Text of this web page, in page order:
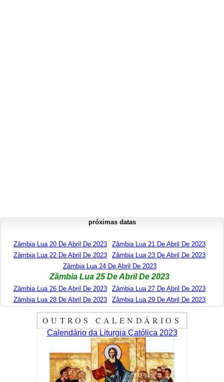
próximas datas
Zâmbia Lua 20 De Abril De 2023
Zâmbia Lua 21 De Abril De 2023
Zâmbia Lua 22 De Abril De 2023
Zâmbia Lua 23 De Abril De 2023
Zâmbia Lua 24 De Abril De 2023
Zâmbia Lua 25 De Abril De 2023
Zâmbia Lua 26 De Abril De 2023
Zâmbia Lua 27 De Abril De 2023
Zâmbia Lua 28 De Abril De 2023
Zâmbia Lua 29 De Abril De 2023
OUTROS CALENDÁRIOS
Calendário da Liturgia Católica 2023